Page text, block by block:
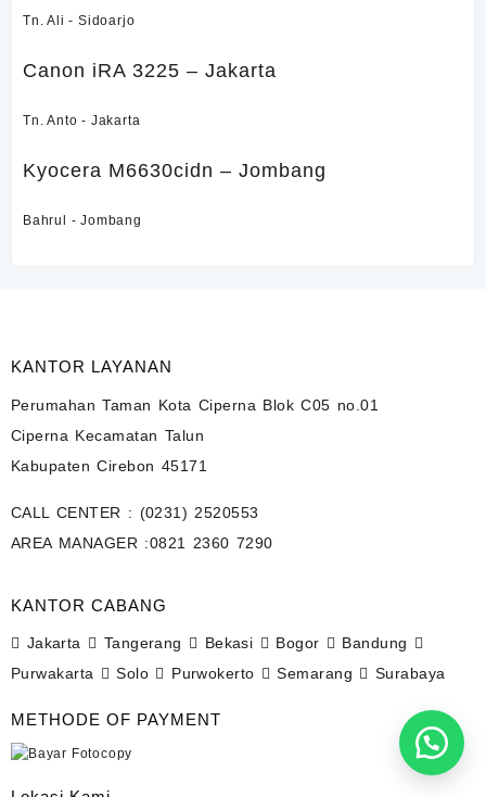
Tn. Ali - Sidoarjo
Canon iRA 3225 – Jakarta
Tn. Anto - Jakarta
Kyocera M6630cidn – Jombang
Bahrul - Jombang
KANTOR LAYANAN
Perumahan Taman Kota Ciperna Blok C05 no.01
Ciperna Kecamatan Talun
Kabupaten Cirebon 45171
CALL CENTER : (0231) 2520553
AREA MANAGER :0821 2360 7290
KANTOR CABANG
Jakarta Tangerang Bekasi Bogor
Bandung
Purwakarta
Solo Purwokerto Semarang Surabaya
METHODE OF PAYMENT